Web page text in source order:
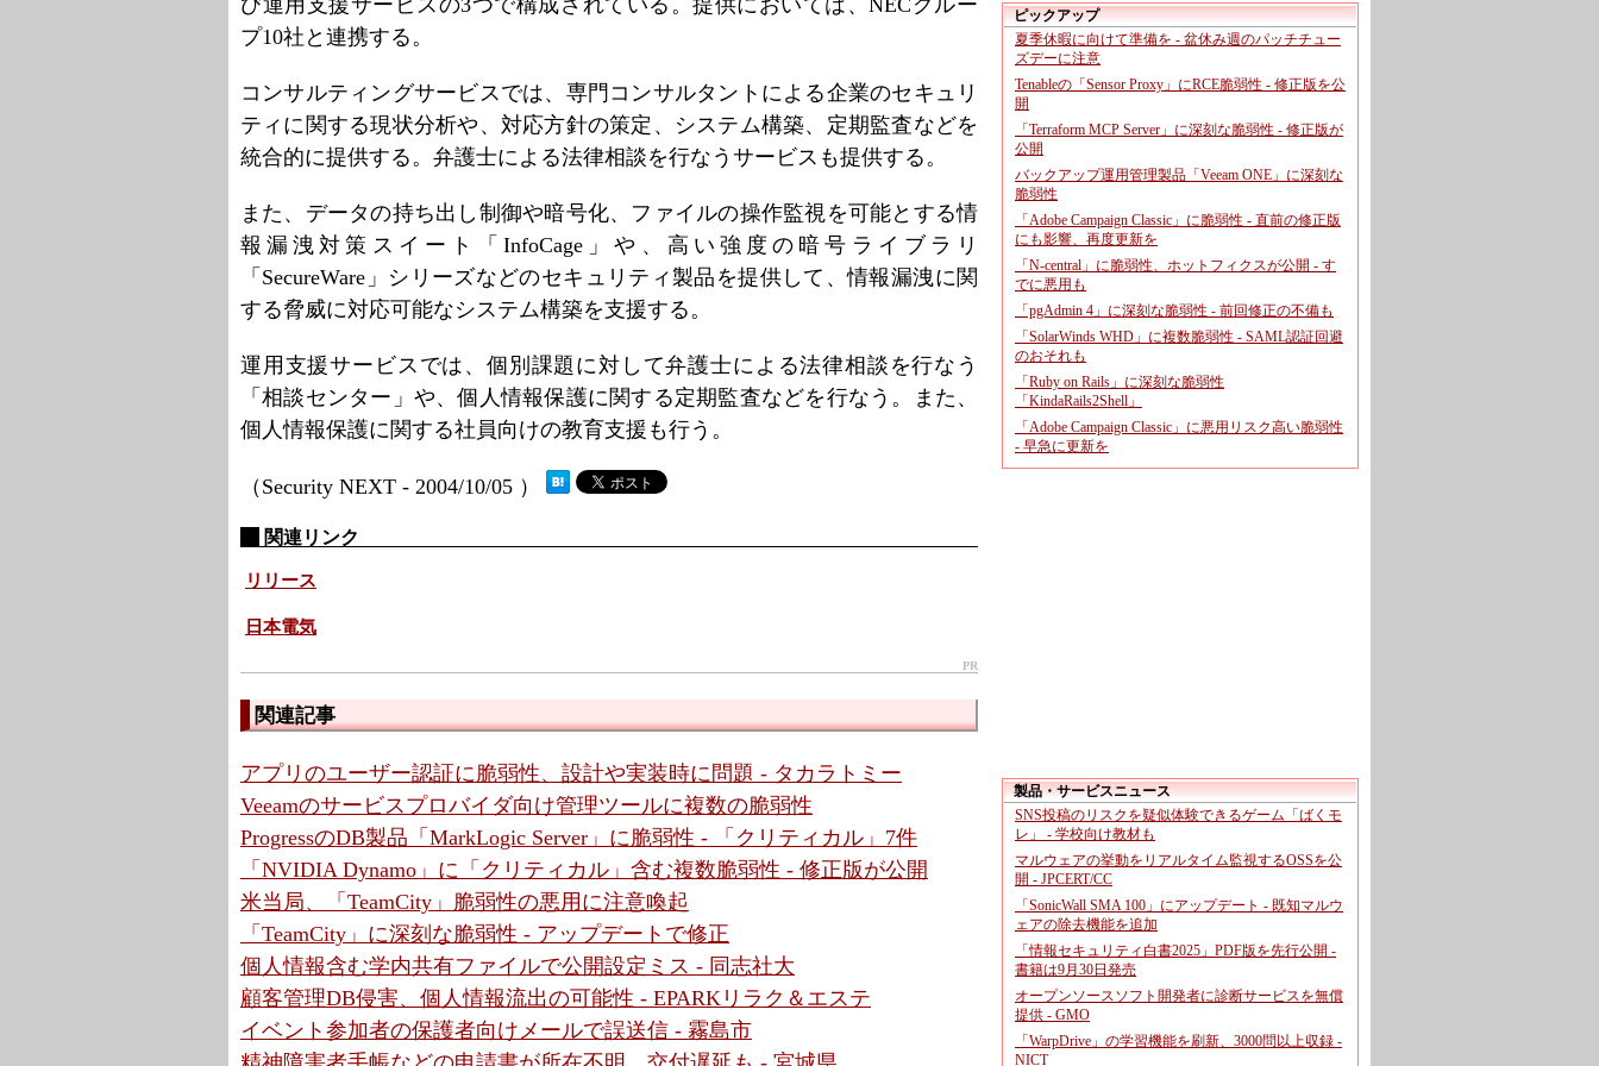
び運用支援サービスの3つで構成されている。提供においては、NECグルー
プ10社と連携する。
コンサルティングサービスでは、専門コンサルタントによる企業のセキュリ
ティに関する現状分析や、対応方針の策定、システム構築、定期監査などを
統合的に提供する。弁護士による法律相談を行なうサービスも提供する。
また、データの持ち出し制御や暗号化、ファイルの操作監視を可能とする情
報漏洩対策スイート「InfoCage」や、高い強度の暗号ライブラリ
「SecureWare」シリーズなどのセキュリティ製品を提供して、情報漏洩に関
する脅威に対応可能なシステム構築を支援する。
運用支援サービスでは、個別課題に対して弁護士による法律相談を行なう
「相談センター」や、個人情報保護に関する定期監査などを行なう。また、
個人情報保護に関する社員向けの教育支援も行う。
（Security NEXT - 2004/10/05 ）
関連リンク
リリース
日本電気
PR
関連記事
アプリのユーザー認証に脆弱性、設計や実装時に問題 - タカラトミー
Veeamのサービスプロバイダ向け管理ツールに複数の脆弱性
ProgressのDB製品「MarkLogic Server」に脆弱性 - 「クリティカル」7件
「NVIDIA Dynamo」に「クリティカル」含む複数脆弱性 - 修正版が公開
米当局、「TeamCity」脆弱性の悪用に注意喚起
「TeamCity」に深刻な脆弱性 - アップデートで修正
個人情報含む学内共有ファイルで公開設定ミス - 同志社大
顧客管理DB侵害、個人情報流出の可能性 - EPARKリラク＆エステ
イベント参加者の保護者向けメールで誤送信 - 霧島市
ピックアップ
夏季休暇に向けて準備を - 盆休み週のパッチチュー
ズデーに注意
Tenableの「Sensor Proxy」にRCE脆弱性 - 修正版を公
開
「Terraform MCP Server」に深刻な脆弱性 - 修正版が
公開
バックアップ運用管理製品「Veeam ONE」に深刻な
脆弱性
「Adobe Campaign Classic」に脆弱性 - 直前の修正版
にも影響、再度更新を
「N-central」に脆弱性、ホットフィクスが公開 - す
でに悪用も
「pgAdmin 4」に深刻な脆弱性 - 前回修正の不備も
「SolarWinds WHD」に複数脆弱性 - SAML認証回避
のおそれも
「Ruby on Rails」に深刻な脆弱性
「KindaRails2Shell」
「Adobe Campaign Classic」に悪用リスク高い脆弱性
- 早急に更新を
製品・サービスニュース
SNS投稿のリスクを疑似体験できるゲーム「ばくモ
レ」 - 学校向け教材も
マルウェアの挙動をリアルタイム監視するOSSを公
開 - JPCERT/CC
「SonicWall SMA 100」にアップデート - 既知マルウ
ェアの除去機能を追加
「情報セキュリティ白書2025」PDF版を先行公開 -
書籍は9月30日発売
オープンソースソフト開発者に診断サービスを無償
提供 - GMO
「WarpDrive」の学習機能を刷新、3000問以上収録 -
NICT